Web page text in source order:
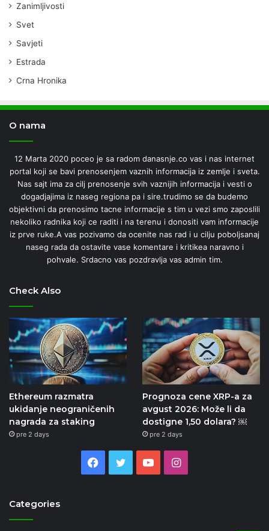
Zanimljivosti
Svet
Savjeti
Estrada
Crna Hronika
O nama
12 Marta 2020 poceo je sa radom danasnje.co vas i nas internet
portal koji se bavi prenosenjem vaznih informacija iz zemlje i sveta.
Nas sajt ima za cilj prenosenje svih vaznijih informacija i vesti o
dogadjajima iz naseg regiona pa i sire.trudimo se da budemo
objektivni da prenosimo tacne informacije s tim u vezi smo zaposlili
nekoliko radnika koji ce raditi i na terenu i donositi vam informacije
iz prve ruke.A vas pozivamo da ocenite nas rad i u cilju poboljsanaj
naseg rada da ostavite vase komentare i kritikea naravno i
pohvale. Srdacno vas pozdravlja vas admin tim.
Check Also
Ethereum razmatra
ukidanje neograničenih
nagrada za staking
pre 2 days
Prognoza cene XRP-a za
avgust 2026: Može li da
dostigne 1,50 dolara? ￼
pre 2 days
Facebook
TwitterYouTubeInstagram
Categories